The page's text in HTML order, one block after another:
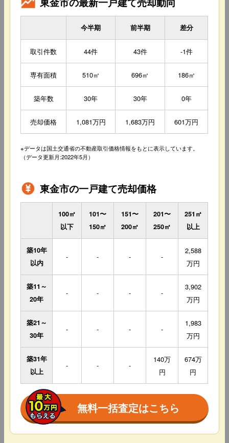
今半期 前半期 差分
取引件数 44件 43件 -1件
専有面積 510㎡ 696㎡ 186㎡
築年数 30年 30年 0年
売却価格 1,081万円 1,683万円 601万円
※データは国土交通省の不動産取引価格情報をもとに表示しています。
（データ更新月:2022年5月）
東金市の一戸建て売却価格
100㎡
以下
101〜
150㎡
151〜
200㎡
201〜
250㎡
251㎡
以上
築10年
以内
- - - -
2,588
万円
築11～
20年
- - - -
3,902
万円
築21～
30年
- - - -
1,983
万円
築31年
以上
- - -
140万
円
674万
円
無料一括査定はこちら